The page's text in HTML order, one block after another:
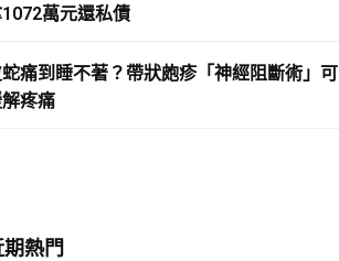
萬元還私債
痛到睡不著？帶狀皰疹「神經阻斷術」可
疼痛
熱門